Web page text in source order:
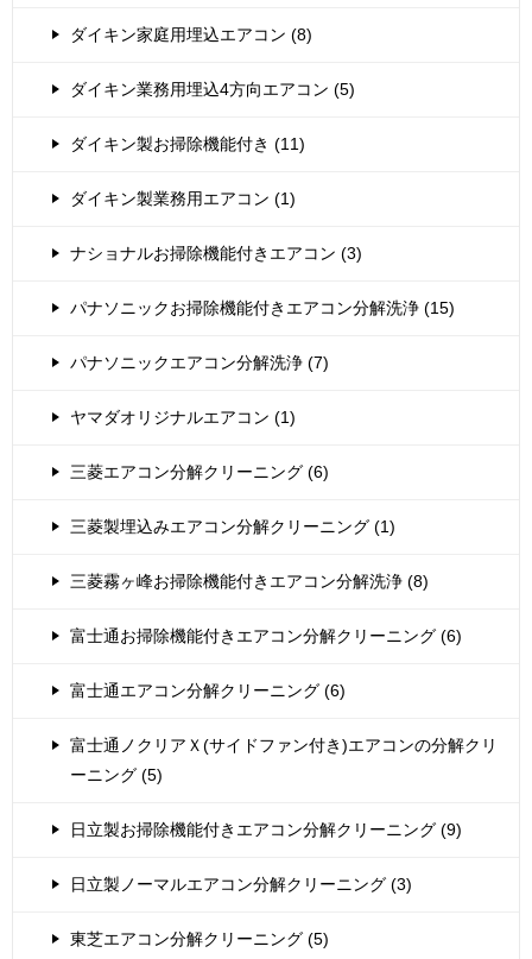
ダイキン家庭用埋込エアコン (8)
ダイキン業務用埋込4方向エアコン (5)
ダイキン製お掃除機能付き (11)
ダイキン製業務用エアコン (1)
ナショナルお掃除機能付きエアコン (3)
パナソニックお掃除機能付きエアコン分解洗浄 (15)
パナソニックエアコン分解洗浄 (7)
ヤマダオリジナルエアコン (1)
三菱エアコン分解クリーニング (6)
三菱製埋込みエアコン分解クリーニング (1)
三菱霧ヶ峰お掃除機能付きエアコン分解洗浄 (8)
富士通お掃除機能付きエアコン分解クリーニング (6)
富士通エアコン分解クリーニング (6)
富士通ノクリアＸ(サイドファン付き)エアコンの分解クリ
ーニング (5)
日立製お掃除機能付きエアコン分解クリーニング (9)
日立製ノーマルエアコン分解クリーニング (3)
東芝エアコン分解クリーニング (5)